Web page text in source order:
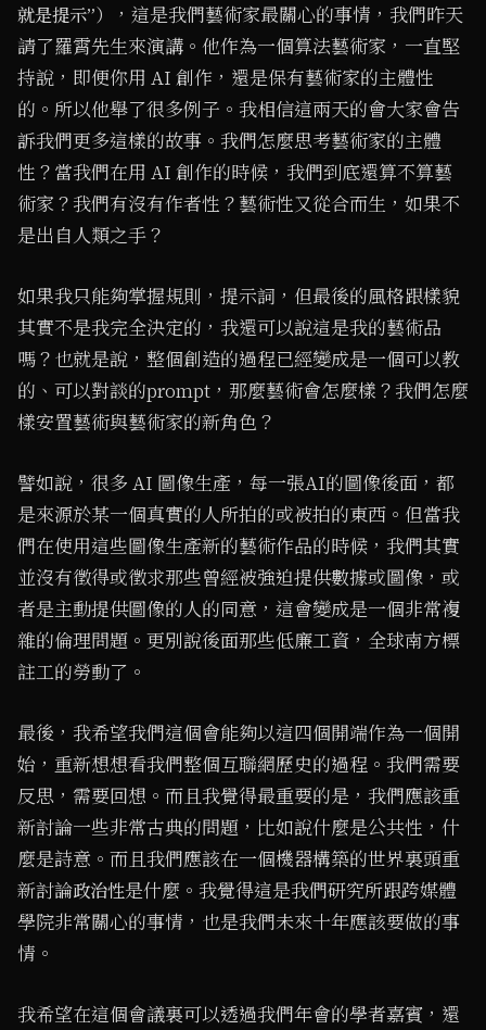
就是提示”）
，這是我們藝術家最關心的事情，我們昨天
請了羅霄先生來演講。他作為一個算法藝術家，一直堅
持說，即便你用 AI 創作，還是保有藝術家的主體性
的。所以他舉了很多例子。我相信這兩天的會大家會告
訴我們更多這樣的故事。我們怎麼思考藝術家的主體
性？當我們在用 AI 創作的時候，我們到底還算不算藝
術家？我們有沒有作者性？藝術性又從合而生，如果不
是出自人類之手？
如果我只能夠掌握規則，提示詞，但最後的風格跟樣貌
其實不是我完全決定的，我還可以說這是我的藝術品
嗎？也就是說，整個創造的過程已經變成是一個可以教
的、可以對談的prompt，那麼藝術會怎麼樣？我們怎麼
樣安置藝術與藝術家的新角色？
譬如說，很多 AI 圖像生產，每一張AI的圖像後面，都
是來源於某一個真實的人所拍的或被拍的東西。但當我
們在使用這些圖像生產新的藝術作品的時候，我們其實
並沒有徵得或徵求那些曾經被強迫提供數據或圖像，或
者是主動提供圖像的人的同意，這會變成是一個非常複
雜的倫理問題。更別說後面那些低廉工資，全球南方標
註工的勞動了。
最後，我希望我們這個會能夠以這四個開端作為一個開
始，重新想想看我們整個互聯網歷史的過程。我們需要
反思，需要回想。而且我覺得最重要的是，我們應該重
新討論一些非常古典的問題，比如說什麼是公共性，什
麼是詩意。而且我們應該在一個機器構築的世界裏頭重
新討論政治性是什麼。我覺得這是我們研究所跟跨媒體
學院非常關心的事情，也是我們未來十年應該要做的事
情。
我希望在這個會議裏可以透過我們年會的學者嘉賓，還